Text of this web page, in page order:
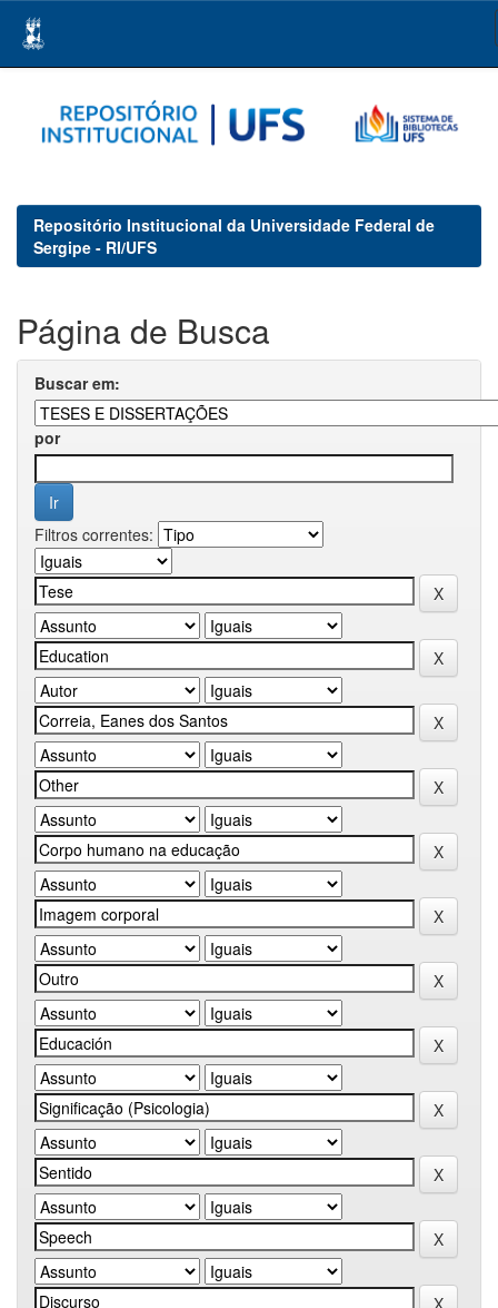
navigation
Repositório Institucional da Universidade Federal de
Sergipe - RI/UFS
Página de Busca
Buscar em:
por
Filtros correntes: